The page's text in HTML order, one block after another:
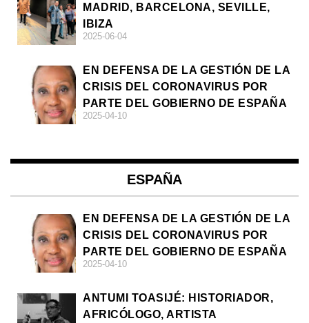
MADRID, BARCELONA, SEVILLE,
IBIZA
2025-06-04
EN DEFENSA DE LA GESTIÓN DE LA
CRISIS DEL CORONAVIRUS POR
PARTE DEL GOBIERNO DE ESPAÑA
2025-04-10
ESPAÑA
EN DEFENSA DE LA GESTIÓN DE LA
CRISIS DEL CORONAVIRUS POR
PARTE DEL GOBIERNO DE ESPAÑA
2025-04-10
ANTUMI TOASIJÉ: HISTORIADOR,
AFRICÓLOGO, ARTISTA